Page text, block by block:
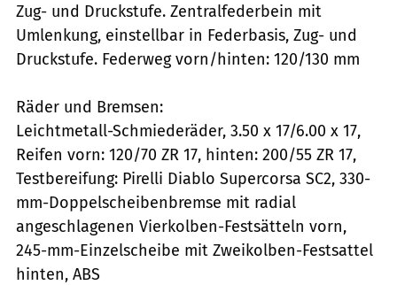
Zug- und Druckstufe. Zentralfederbein mit
Umlenkung, einstellbar in Federbasis, Zug- und
Druckstufe. Federweg vorn/hinten: 120/130 mm
Räder und Bremsen:
Leichtmetall-Schmiederäder, 3.50 x 17/6.00 x 17,
Reifen vorn: 120/70 ZR 17, hinten: 200/55 ZR 17,
Testbereifung: Pirelli Diablo Supercorsa SC2, 330-
mm-Doppelscheibenbremse mit radial
angeschlagenen Vierkolben-Festsätteln vorn,
245-mm-Einzelscheibe mit Zweikolben-Festsattel
hinten, ABS